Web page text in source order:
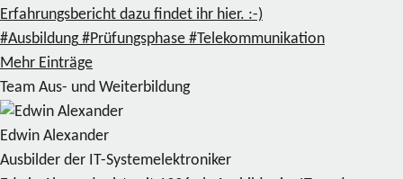
Erfahrungsbericht dazu findet ihr hier. :-)
#Ausbildung #Prüfungsphase #Telekommunikation
Mehr Einträge
Team Aus- und Weiterbildung
Edwin Alexander
Ausbilder der IT-Systemelektroniker